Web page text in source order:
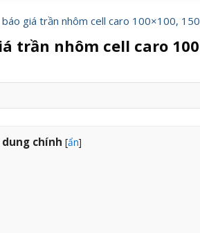
giá trần nhôm cell caro 100×100,
trần nhôm cell caro
dung chính [ẩn]